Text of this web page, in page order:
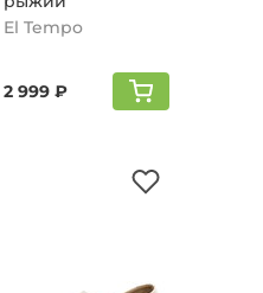
El Tempo
2 999 ₽